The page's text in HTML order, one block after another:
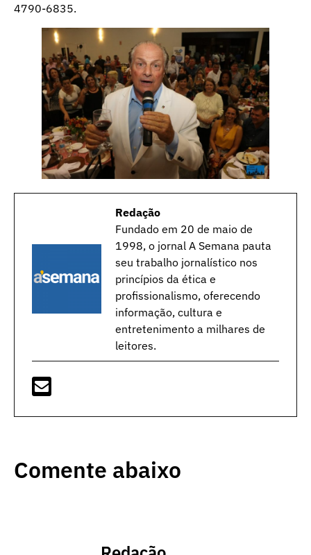
4790-6835.
Redação
Fundado em 20 de maio de
1998, o jornal A Semana pauta
seu trabalho jornalístico nos
princípios da ética e
profissionalismo, oferecendo
informação, cultura e
entretenimento a milhares de
leitores.
Comente abaixo